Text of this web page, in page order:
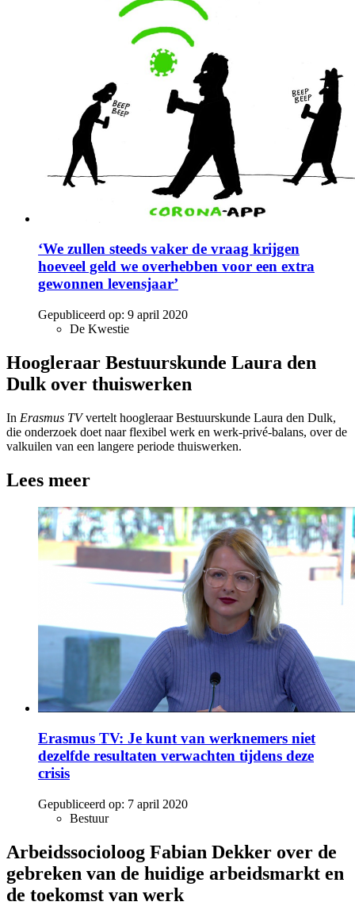
‘We zullen steeds vaker de vraag krijgen
hoeveel geld we overhebben voor een extra
gewonnen levensjaar’
Gepubliceerd op: 9 april 2020
De Kwestie
Hoogleraar Bestuurskunde Laura den
Dulk over thuiswerken
In Erasmus TVvertelt hoogleraar Bestuurskunde Laura den Dulk,
die onderzoek doet naar flexibel werk en werk-privé-balans, over de
valkuilen van een langere periode thuiswerken.
Lees meer
Erasmus TV: Je kunt van werknemers niet
dezelfde resultaten verwachten tijdens deze
crisis
Gepubliceerd op: 7 april 2020
Bestuur
Arbeidssocioloog Fabian Dekker over de
gebreken van de huidige arbeidsmarkt en
de toekomst van werk